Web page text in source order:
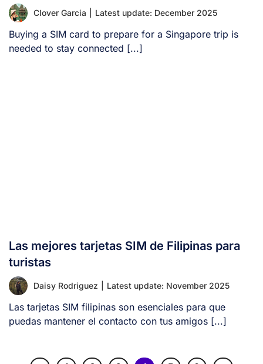
Clover Garcia Latest update: December 2025
Buying a SIM card to prepare for a Singapore trip is
needed to stay connected [...]
Las mejores tarjetas SIM de Filipinas para
turistas
Daisy Rodriguez Latest update: November 2025
Las tarjetas SIM filipinas son esenciales para que
puedas mantener el contacto con tus amigos [...]